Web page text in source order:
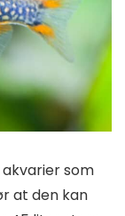
som
at den kan